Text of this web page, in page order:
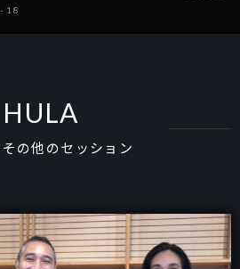
18
HULA
の他のセッション